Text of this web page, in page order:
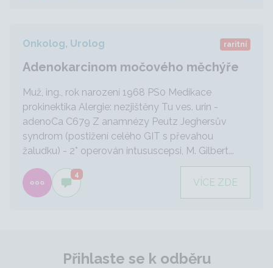
Onkolog, Urolog raritní
Adenokarcinom močového měchýře
Muž, ing., rok narození 1968 PS0 Medikace
prokinektika Alergie: nezjištěny Tu ves. urin -
adenoCa C679 Z anamnézy Peutz Jeghersův
syndrom (postižení celého GIT s převahou
žaludku) - 2* operován intususcepsi, M. Gilbert...
4
VÍCE ZDE
Přihlaste se k odběru